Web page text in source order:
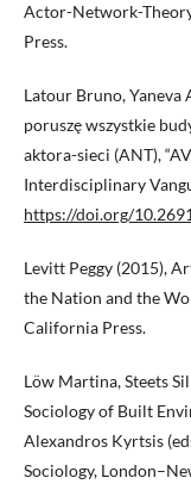
Actor-Network-
Press.
Latour Bruno, Yaneva
poruszę wszystkie
aktora-sieci (ANT),
Interdisciplinary
https://doi.org/
Levitt Peggy (2015),
the Nation and the
California Press.
Löw Martina, Steets
Sociology of Built
Alexandros Kyrtsis
Sociology,